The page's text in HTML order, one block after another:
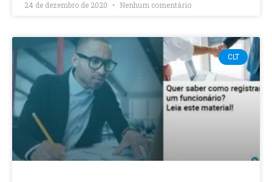
24 de dezembro de 2020 Nenhum comentário
CLT